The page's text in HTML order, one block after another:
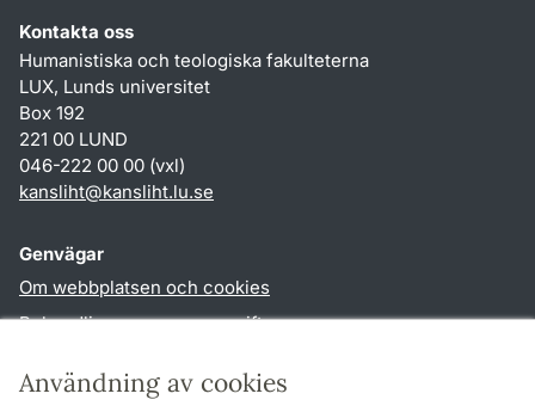
Användning av cookies
Kontakta oss
Humanistiska och teologiska fakulteterna
LUX, Lunds universitet
Box 192
221 00 LUND
046-222 00 00 (vxl)
kansliht@kansliht.lu.se
Genvägar
Om webbplatsen och cookies
Behandling av personuppgifter
TYPO3-login